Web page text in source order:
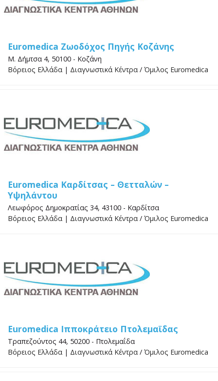
Euromedica Ζωοδόχος Πηγής Κοζάνης
Μ. Δήμτσα 4, 50100 - Κοζάνη
Βόρειος Ελλάδα | Διαγνωστικά Κέντρα / Όμιλος Euromedica
Euromedica Καρδίτσας – Θετταλών –
Υψηλάντου
Λεωφόρος Δημοκρατίας 34, 43100 - Καρδίτσα
Βόρειος Ελλάδα | Διαγνωστικά Κέντρα / Όμιλος Euromedica
Euromedica Ιπποκράτειο Πτολεμαϊδας
Τραπεζούντος 44, 50200 - Πτολεμαΐδα
Βόρειος Ελλάδα | Διαγνωστικά Κέντρα / Όμιλος Euromedica